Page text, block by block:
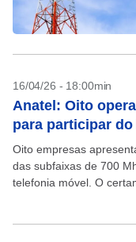
16/04/26 - 18:00min
Anatel: Oito
para participar
Oito empresas
das subfaixas de 700
telefonia móvel. O